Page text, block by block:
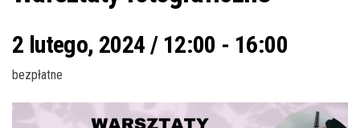
2 lutego, 2024 / 12:00 - 16:00
bezpłatne